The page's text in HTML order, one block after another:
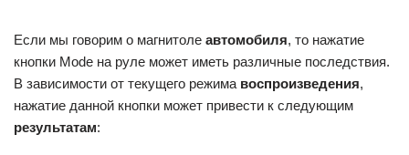
Если мы говорим о магнитоле автомобиля, то нажатие
кнопки Mode на руле может иметь различные последствия.
В зависимости от текущего режима воспроизведения,
нажатие данной кнопки может привести к следующим
результатам: